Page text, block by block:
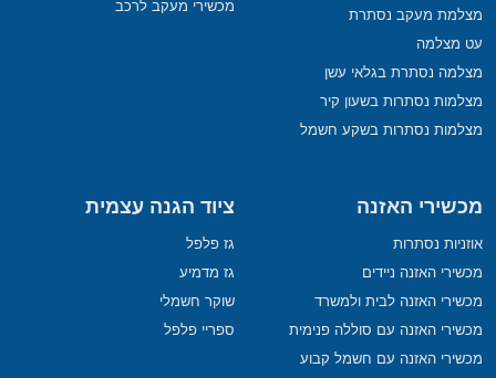
מצלמת מעקב נסתרת
עט מצלמה
מצלמה נסתרת בגלאי עשן
מצלמות נסתרות בשעון קיר
מצלמות נסתרות בשקע חשמל
מכשירי מעקב לרכב
מכשירי האזנה
אוזניות נסתרות
מכשירי האזנה ניידים
מכשירי האזנה לבית ולמשרד
מכשירי האזנה עם סוללה פנימית
מכשירי האזנה עם חשמל קבוע
ציוד הגנה עצמית
גז פלפל
גז מדמיע
שוקר חשמלי
ספריי פלפל